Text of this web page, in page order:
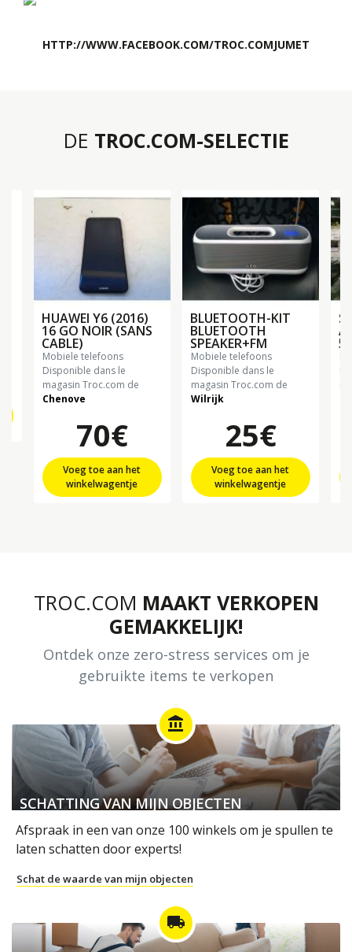
HTTP://WWW.FACEBOOK.COM/TROC.COMJUMET
DE TROC.COM-SELECTIE
HUAWEI Y6 (2016)
16 GO NOIR (SANS
CABLE)
mobiele telefoons
Disponible dans le
magasin Troc.com de
Chenove
70€
Voeg toe aan het
winkelwagentje
BLUETOOTH-KIT
BLUETOOTH
SPEAKER+FM
mobiele telefoons
Disponible dans le
magasin Troc.com de
Wilrijk
25€
Voeg toe aan het
winkelwagentje
TROC.COM MAAKT VERKOPEN
GEMAKKELIJK!
Ontdek onze zero-stress services om je
gebruikte items te verkopen
account_balance
SCHATTING VAN MIJN OBJECTEN
Afspraak in een van onze 100 winkels om je spullen te
laten schatten door experts!
Schat de waarde van mijn objecten
local_shipping